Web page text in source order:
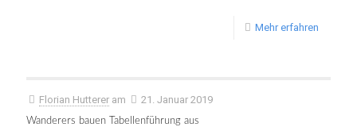
Mehr erfahren
Florian Hutterer am 21. Januar 2019
Wanderers bauen Tabellenführung aus